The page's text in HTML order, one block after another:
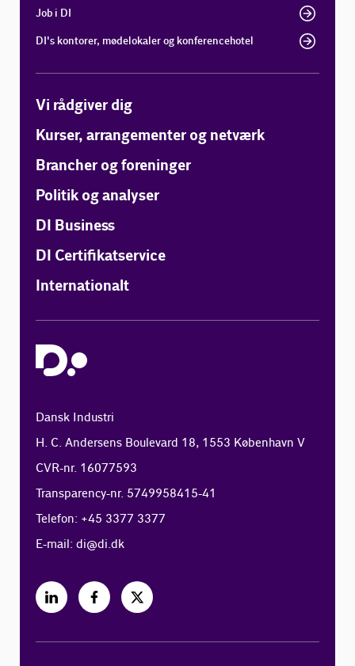
Job i DI
DI's kontorer, mødelokaler og konferencehotel
Vi rådgiver dig
Kurser, arrangementer og netværk
Brancher og foreninger
Politik og analyser
DI Business
DI Certifikatservice
Internationalt
Dansk Industri
H. C. Andersens Boulevard 18, 1553 København V
CVR-nr. 16077593
Transparency-nr. 5749958415-41
Telefon: +45 3377 3377
E-mail:di@di.dk